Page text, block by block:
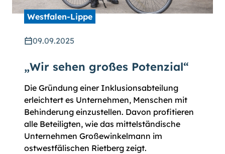
Westfalen-Lippe
09.09.2025
„Wir sehen großes Potenzial“
Die Gründung einer Inklusionsabteilung
erleichtert es Unternehmen, Menschen mit
Behinderung einzustellen. Davon profitieren
alle Beteiligten, wie das mittelständische
Unternehmen Großewinkelmann im
ostwestfälischen Rietberg zeigt.